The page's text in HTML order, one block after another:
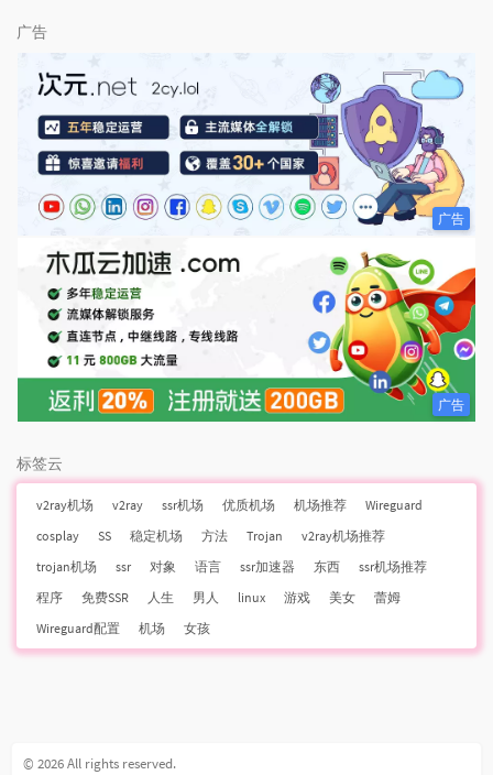
广告
广告
广告
标签云
v2ray机场 v2ray ssr机场 优质机场 机场推荐
Wireguard
cosplay
SS 稳定机场 方法 Trojan
v2ray机场推荐
trojan机场
ssr 对象 语言 ssr加速器 东西
ssr机场推荐
程序
免费SSR 人生 男人 linux 游戏 美女
蕾姆
Wireguard配置
机场 女孩
© 2026 All rights reserved.